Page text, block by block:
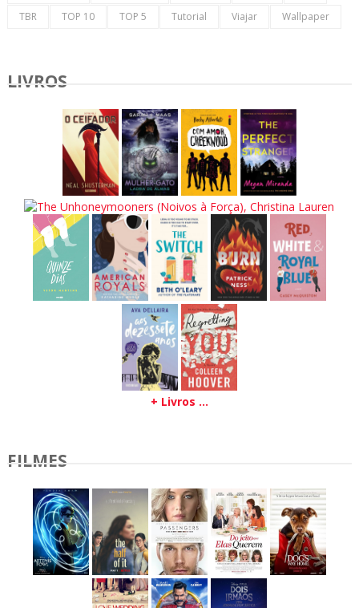
TBR TOP 10 TOP 5 Tutorial Viajar Wallpaper
LIVROS
+ Livros ...
FILMES